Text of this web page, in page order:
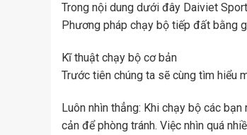
Trong nội dung dưới đây Daiviet
Phương pháp chạy bộ tiếp đất bằng
Kĩ thuật chạy bộ cơ bản
Trước tiên chúng ta sẽ cùng tìm hiểu
Luôn nhìn thẳng: Khi chạy bộ các
cản để phòng tránh. Việc nhìn quá